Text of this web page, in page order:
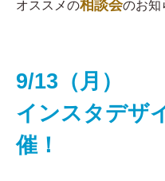
オススメの相談会のお知
9/13（月）
インスタデザ
催！